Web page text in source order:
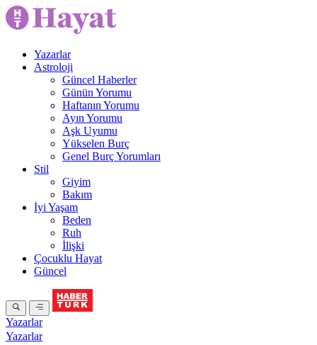
Yazarlar
Astroloji
Güncel Haberler
Günün Yorumu
Haftanın Yorumu
Ayın Yorumu
Aşk Uyumu
Yükselen Burç
Genel Burç Yorumları
Stil
Giyim
Bakım
İyi Yaşam
Beden
Ruh
İlişki
Çocuklu Hayat
Güncel
Yazarlar
Yazarlar